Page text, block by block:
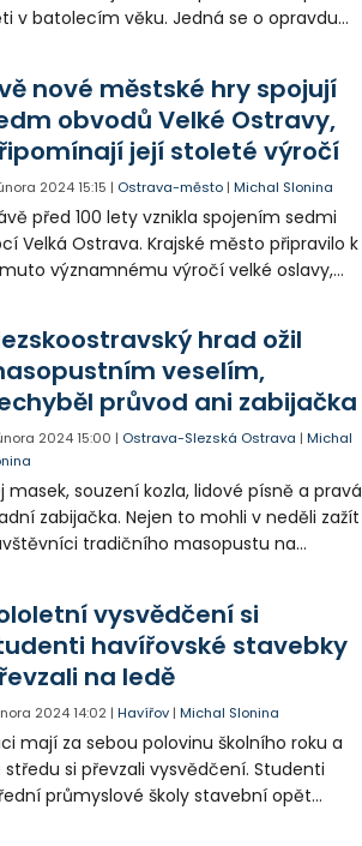
v batolecím věku. Jedná se o opravdu
zájem o divadlo stále roste.
nové městské hry spojují
obvodů Velké Ostravy,
její stoleté výročí
2024 15:15 | Ostrava-město |Michal Slonina
před 100 lety vznikla spojením sedmi
Velká Ostrava. Krajské město připravilo k
významnému výročí velké oslavy,
hrad ožil
veselím,
průvod ani zabijačka
2024 15:00 | Ostrava-Slezská Ostrava |Michal
masek, souzení kozla, lidové písně a pravá
zabijačka. Nejen to mohli v neděli zažít
tradičního masopustu na
pompou.vysvědčení si
havířovské stavebky
na ledě
2024 14:02 |Havířov |Michal Slonina
mají za sebou polovinu školního roku a
středu si převzali vysvědčení. Studenti
průmyslové školy stavební opět